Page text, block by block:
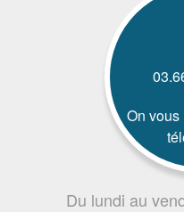
On vous
Du lundi au